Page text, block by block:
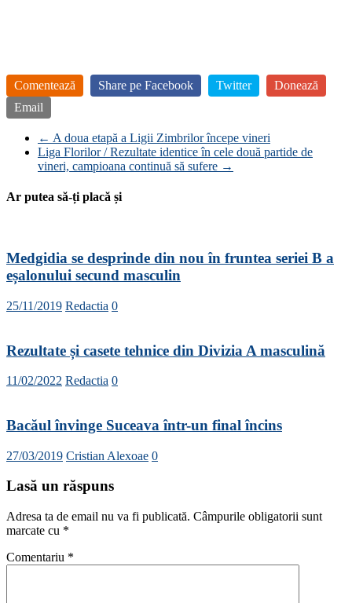
Comentează Share pe Facebook Twitter
Donează
Email
← A doua etapă a Ligii Zimbrilor începe vineri
Liga Florilor / Rezultate identice în cele două partide de
vineri, campioana continuă să sufere →
Ar putea să-ți placă și
Medgidia se desprinde din nou în fruntea seriei B a
eșalonului secund masculin
25/11/2019 Redactia 0
Rezultate și casete tehnice din Divizia A masculină
11/02/2022 Redactia 0
Bacăul învinge Suceava într-un final încins
27/03/2019 Cristian Alexoae 0
Lasă un răspuns
Adresa ta de email nu va fi publicată. Câmpurile obligatorii sunt
marcate cu *
Comentariu *